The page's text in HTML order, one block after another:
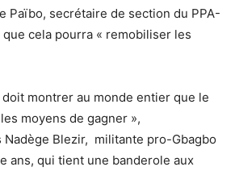
Païbo, secrétaire de section du PPA-
que cela pourra « remobiliser les
montrer au monde entier que le
moyens de gagner »,
Nadège Blezir, militante pro-Gbagbo
ans, qui tient une banderole aux